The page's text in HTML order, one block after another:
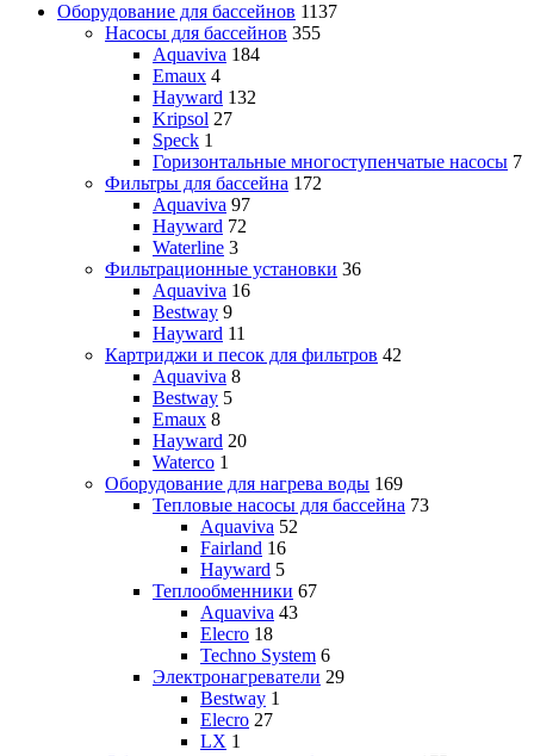
Оборудование для бассейнов 1137
Насосы для бассейнов 355
Aquaviva 184
Emaux 4
Hayward 132
Kripsol 27
Speck 1
Горизонтальные многоступенчатые насосы 7
Фильтры для бассейна 172
Aquaviva 97
Hayward 72
Waterline 3
Фильтрационные установки 36
Aquaviva 16
Bestway 9
Hayward 11
Картриджи и песок для фильтров 42
Aquaviva 8
Bestway 5
Emaux 8
Hayward 20
Waterco 1
Оборудование для нагрева воды 169
Тепловые насосы для бассейна 73
Aquaviva 52
Fairland 16
Hayward 5
Теплообменники 67
Aquaviva 43
Elecro 18
Techno System 6
Электронагреватели 29
Bestway 1
Elecro 27
LX 1